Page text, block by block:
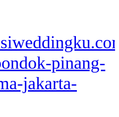
pinang-
jakarta-